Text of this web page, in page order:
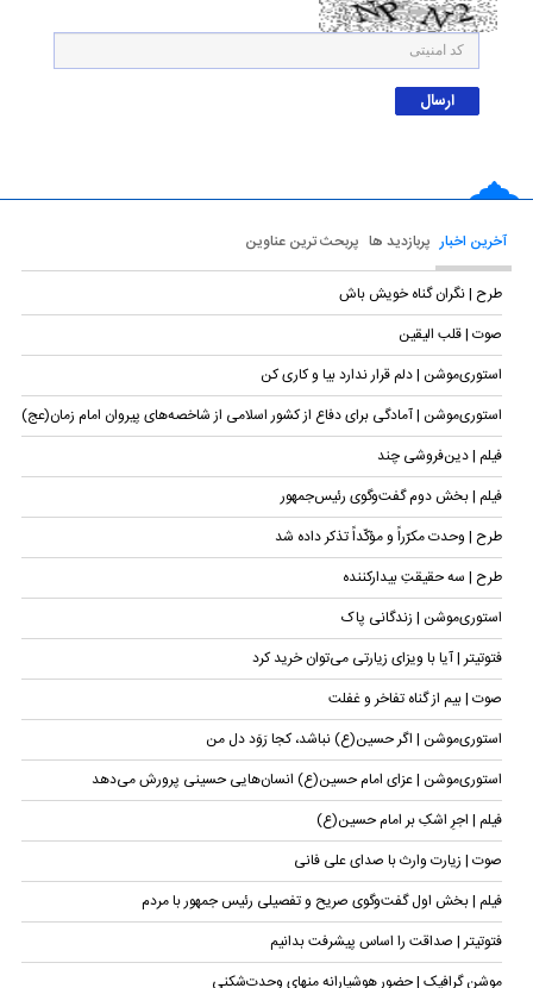
آخرین اخبار پربازدید ها پربحث ترین عناوین
طرح | نگران گناه خویش باش
صوت | قلب الیقین
استوری‌موشن | دلم قرار ندارد بیا و کاری کن
استوری‌موشن | آمادگی برای دفاع از کشور اسلامی از شاخصه‌های پیروان امام زمان(عج)
فیلم | دین‌فروشی چند
فیلم | بخش دوم گفت‌وگوی رئیس‌جمهور
طرح | وحدت مکرّراً و مؤکّداً تذکر داده شد
طرح | سه حقیقتِ بیدارکننده
استوری‌موشن | زندگانی پاک
فتوتیتر | آیا با ویزای زیارتی می‌توان خرید کرد
صوت | بیم از گناه تفاخر و غفلت
استوری‌موشن | اگر حسین(ع) نباشد، کجا رَوَد دل من
استوری‌موشن | عزای امام حسین(ع) انسان‌هایی حسینی پرورش می‌دهد
فیلم | اجرِ اشکِ بر امام حسین(ع)
صوت | زیارت وارث با صدای علی فانی
فیلم | بخش اول گفت‌وگوی صریح و تفصیلی رئیس جمهور با مردم
فتوتیتر | صداقت را اساس پیشرفت بدانیم
موشن گرافیک | حضور هوشیارانه منهای وحدت‌شکنی